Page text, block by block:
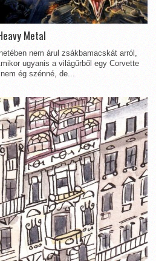
Metal
nem árul zsákbamacskát arról,
ugyanis a világűrből egy Corvette
ég szénné, de...